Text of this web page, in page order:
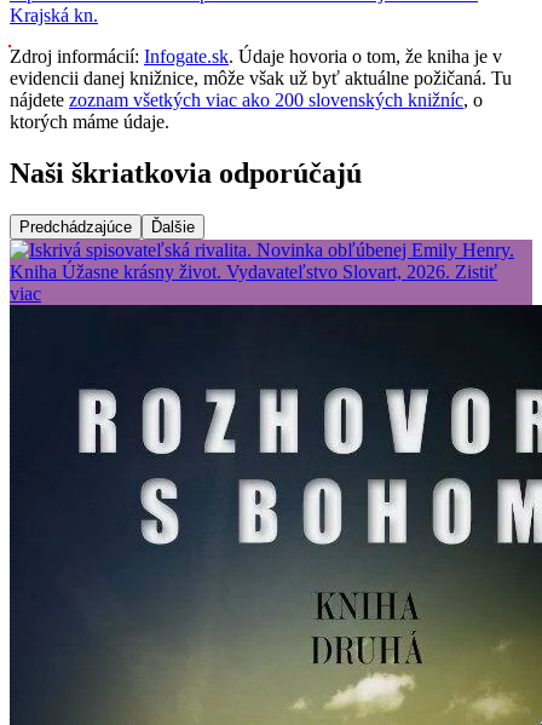
Krajská kn.
Zdroj informácií: Infogate.sk. Údaje hovoria o tom, že kniha je v
evidencii danej knižnice, môže však už byť aktuálne požičaná. Tu
nájdete zoznam všetkých viac ako 200 slovenských knižníc, o
ktorých máme údaje.
Naši škriatkovia odporúčajú
Predchádzajúce Ďalšie